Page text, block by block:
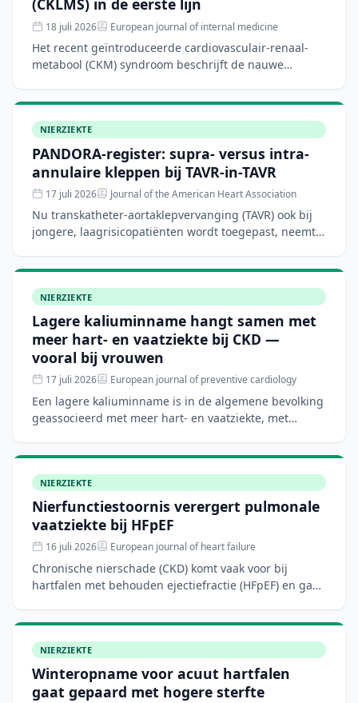
(CKLMS) in de eerste lijn
18 juli 2026 European journal of internal medicine
Het recent geïntroduceerde cardiovasculair-renaal-
metabool (CKM) syndroom beschrijft de nauwe
chronische nierziekte en
NIERZIEKTE
PANDORA-register: supra- versus intra-
annulaire kleppen bij TAVR-in-TAVR
17 juli 2026 Journal of the American Heart Association
Nu transkatheter-aortaklepvervanging (TAVR) ook bij
jongere, laagrisicopatiënten wordt toegepast, neemt
toe. H
NIERZIEKTE
Lagere kaliuminname hangt samen met
meer hart- en vaatziekte bij CKD —
vooral bij vrouwen
17 juli 2026 European journal of preventive cardiology
Een lagere kaliuminname is in de algemene bevolking
geassocieerd met meer hart- en vaatziekte, met
NIERZIEKTE
Nierfunctiestoornis verergert pulmonale
vaatziekte bij HFpEF
16 juli 2026 European journal of heart failure
Chronische nierschade (CKD) komt vaak voor bij
hartfalen met behouden ejectiefractie (HFpEF) en gaat
NIERZIEKTE
Winteropname voor acuut hartfalen
gaat gepaard met hogere sterfte